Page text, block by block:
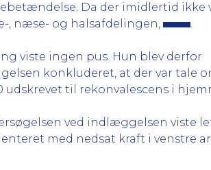
Da der imidlertid ikke
, næse- og halsafdelingen,
.
viste ingen pus. Hun blev derfor
konkluderet, at der var tale
udskrevet til rekonvalescens i
ved indlæggelsen viste
med nedsat kraft i venstre